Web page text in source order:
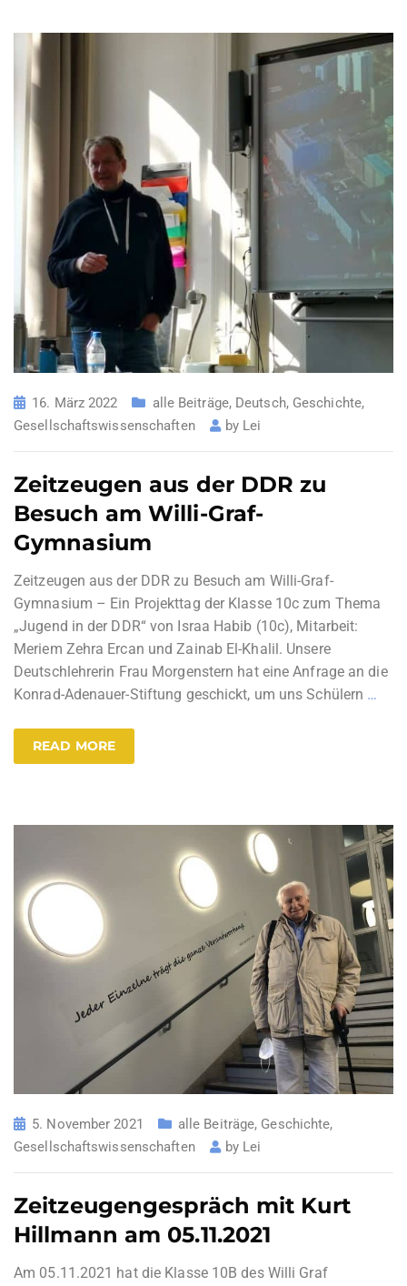
16. März 2022 alle Beiträge, Deutsch, Geschichte,
Gesellschaftswissenschaften
by Lei
Zeitzeugen aus der DDR zu
Besuch am Willi-Graf-
Gymnasium
Zeitzeugen aus der DDR zu Besuch am Willi-Graf-
Gymnasium – Ein Projekttag der Klasse 10c zum Thema
„Jugend in der DDR“ von Israa Habib (10c), Mitarbeit:
Meriem Zehra Ercan und Zainab El-Khalil. Unsere
Deutschlehrerin Frau Morgenstern hat eine Anfrage an die
Konrad-Adenauer-Stiftung geschickt, um uns Schülern …
READ MORE
5. November 2021 alle Beiträge, Geschichte,
Gesellschaftswissenschaften
by Lei
Zeitzeugengespräch mit Kurt
Hillmann am 05.11.2021
Am 05.11.2021 hat die Klasse 10B des Willi Graf